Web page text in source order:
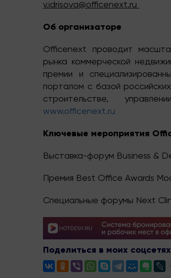
v.idrisova@officenext.ru
Об организаторе
Officenext проводит
рынка коммерческой
премии и
порталом с базой
строительстве,
www.officenext.ru
Ключевые мероприятия
Выставка-форум Business &
Премия Best Office Awards
Специальные форумы Next
Поделиться в моих